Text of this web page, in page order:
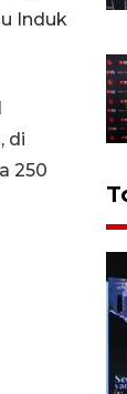
Induk
di
250